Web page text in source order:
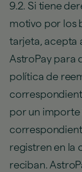
9.2. Si tiene
motivo por los
tarjeta, acepta
AstroPay para
política de
por un
registren en la
reciban.